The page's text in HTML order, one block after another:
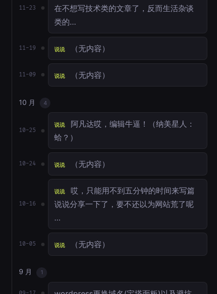
11-23
在不想写技术类的文章了，反而生活杂谈
类的…
11-19 说说 （无内容）
11-09 说说 （无内容）
10 月 4
10-25
说说
阿凡达哎，编辑牛逼！（纳美星人：
蛤？）
10-24 说说 （无内容）
10-16
说说
哎，只能用不到五分钟的时间来写篇
说说分享一下了，要不还以为网站荒了呢
…
10-05 说说 （无内容）
9 月 1